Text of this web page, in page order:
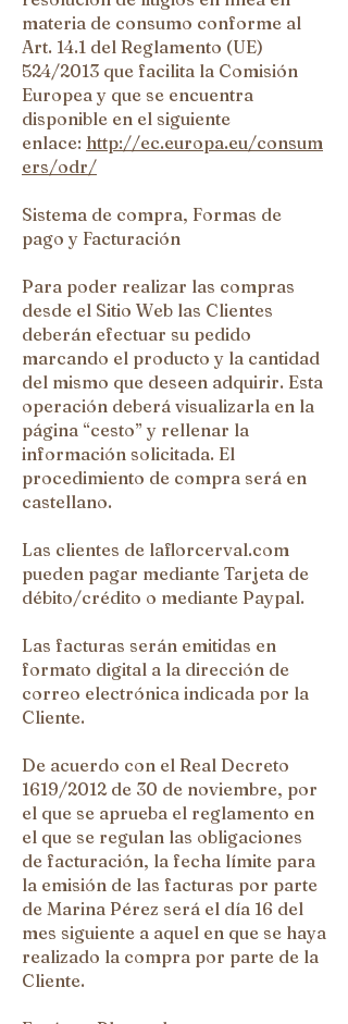
materia de consumo conforme al
Art. 14.1 del Reglamento (UE)
524/2013 que facilita la Comisión
Europea y que se encuentra
disponible en el siguiente
enlace: http://ec.europa.eu/consum
ers/odr/
Sistema de compra, Formas de
pago y Facturación
Para poder realizar las compras
desde el Sitio Web las Clientes
deberán efectuar su pedido
marcando el producto y la cantidad
del mismo que deseen adquirir. Esta
operación deberá visualizarla en la
página “cesto” y rellenar la
información solicitada. El
procedimiento de compra será en
castellano.
Las clientes de laflorcerval.com
pueden pagar mediante Tarjeta de
débito/crédito o mediante Paypal.
Las facturas serán emitidas en
formato digital a la dirección de
correo electrónica indicada por la
Cliente.
De acuerdo con el Real Decreto
1619/2012 de 30 de noviembre, por
el que se aprueba el reglamento en
el que se regulan las obligaciones
de facturación, la fecha límite para
la emisión de las facturas por parte
de Marina Pérez será el día 16 del
mes siguiente a aquel en que se haya
realizado la compra por parte de la
Cliente.